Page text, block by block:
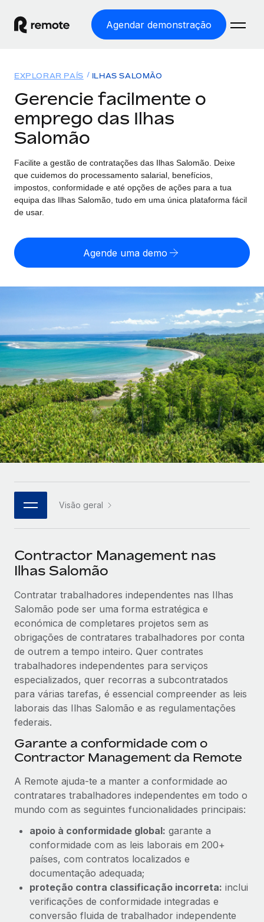
Agendar demonstração
EMPREGO GLOBAL
Processamento Salarial
Employer of Record
Expanda globalmente sem custos de constituição de
globalmente
Perguntar a um especialista
Obtenha apoio especializado em RH e
conformidade globais
Soluções
Explorador de países
Encontra apoio para emprego global por país
Comparar a Remote
TORNE-SE NOSSO PARCEIRO
CASE STUDIES
Preçário
Português (Portugal)
Nederlands
Français
Deutsch
Español
Italiano
Português (Portugal)
日本語
한국어
中文（简体）
Início de sessão
EXPLORAR PAÍS ILHAS SALOMÃO
Gerencie facilmente o
emprego das Ilhas
Salomão
Facilite a gestão de contratações das Ilhas Salomão. Deixe
que cuidemos do processamento salarial, benefícios,
impostos, conformidade e até opções de ações para a tua
equipa das Ilhas Salomão, tudo em uma única plataforma fácil
de usar.
Agende uma demo
Visão geral
Contractor Management nas
Ilhas Salomão
Contratar trabalhadores independentes nas Ilhas
Salomão pode ser uma forma estratégica e
económica de completares projetos sem as
obrigações de contratares trabalhadores por conta
de outrem a tempo inteiro. Quer contrates
trabalhadores independentes para serviços
especializados, quer recorras a subcontratados
para várias tarefas, é essencial compreender as leis
laborais das Ilhas Salomão e as regulamentações
federais.
Garante a conformidade com o
Contractor Management da Remote
A Remote ajuda-te a manter a conformidade ao
contratares trabalhadores independentes em todo o
mundo com as seguintes funcionalidades principais:
apoio à conformidade global: garante a
conformidade com as leis laborais em 200+
países, com contratos localizados e
documentação adequada;
proteção contra classificação incorreta: inclui
verificações de conformidade integradas e
conversão fluida de trabalhador independente